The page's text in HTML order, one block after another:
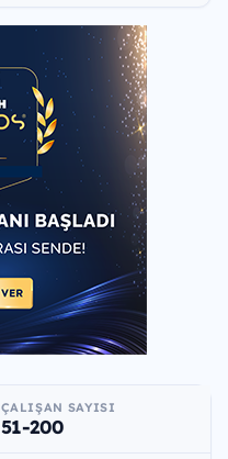
ÇALIŞAN SAYISI
51-200